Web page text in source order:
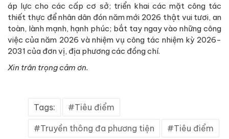
áp lực cho các cấp cơ sở; triển khai các mặt công tác
thiết thực để nhân dân đón năm mới 2026 thật vui tươi, an
toàn, lành mạnh, hạnh phúc; bắt tay ngay vào những công
việc của năm 2026 và nhiệm vụ công tác nhiệm kỳ 2026-
2031 của đơn vị, địa phương các đồng chí.
Xin trân trọng cảm ơn.
Tags: Tiêu điểm
Truyền thông đa phương tiện Tiêu điểm